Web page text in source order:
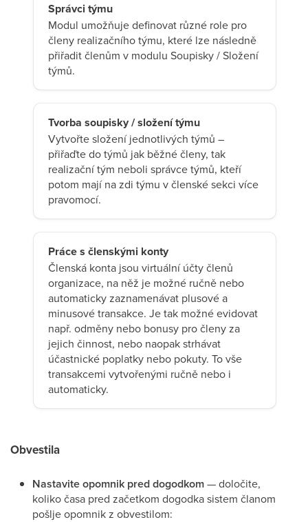
Správci týmu
Modul umožňuje definovat různé role pro
členy realizačního týmu, které lze následně
přiřadit členům v modulu Soupisky / Složení
týmů.
Tvorba soupisky / složení týmu
Vytvořte složení jednotlivých týmů –
přiřaďte do týmů jak běžné členy, tak
realizační tým neboli správce týmů, kteří
potom mají na zdi týmu v členské sekci více
pravomocí.
Práce s členskými konty
Členská konta jsou virtuální účty členů
organizace, na něž je možné ručně nebo
automaticky zaznamenávat plusové a
minusové transakce. Je tak možné evidovat
např. odměny nebo bonusy pro členy za
jejich činnost, nebo naopak strhávat
účastnické poplatky nebo pokuty. To vše
transakcemi vytvořenými ručně nebo i
automaticky.
Obvestila
Nastavite opomnik pred dogodkom— določite,
koliko časa pred začetkom dogodka sistem članom
pošlje opomnik z obvestilom: